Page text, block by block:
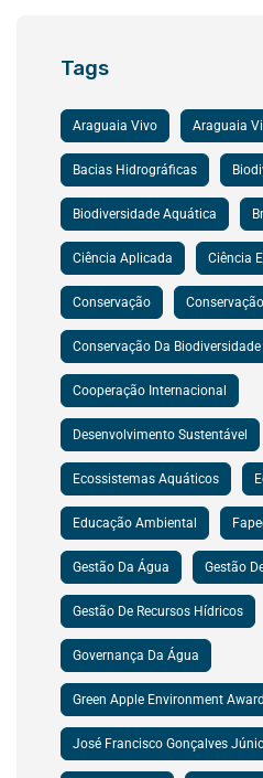
Tags
Araguaia Vivo Araguaia
Bacias Hidrográficas
Biodiversidade Aquática
Ciência Aplicada Ciência
Conservação
Conservação Da Biodiversidade
Cooperação Internacional
Desenvolvimento Sustentável
Ecossistemas Aquáticos
Educação Ambiental
Gestão Da Água Gestão
Gestão De Recursos Hídricos
Governança Da Água
Green Apple Environment Award
José Francisco Gonçalves